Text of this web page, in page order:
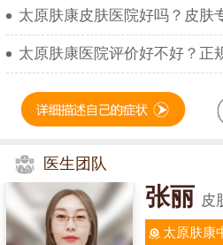
太原肤康皮肤医院好吗？皮肤
太原肤康医院评价好不好？正
医生团队
张丽 皮
太原肤康